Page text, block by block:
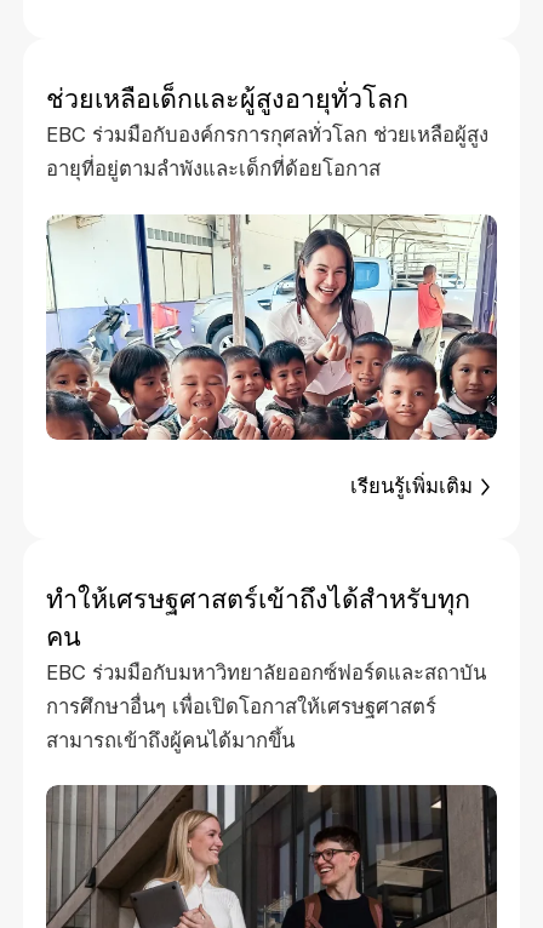
ช่วยเหลือเด็กและผู้สูงอายุทั่วโลก
EBC ร่วมมือกับองค์กรการกุศลทั่วโลก ช่วยเหลือผู้สูง
อายุที่อยู่ตามลำพังและเด็กที่ด้อยโอกาส
เรียนรู้เพิ่มเติม
ทำให้เศรษฐศาสตร์เข้าถึงได้สำหรับทุก
คน
EBC ร่วมมือกับมหาวิทยาลัยออกซ์ฟอร์ดและสถาบัน
การศึกษาอื่นๆ เพื่อเปิดโอกาสให้เศรษฐศาสตร์
สามารถเข้าถึงผู้คนได้มากขึ้น